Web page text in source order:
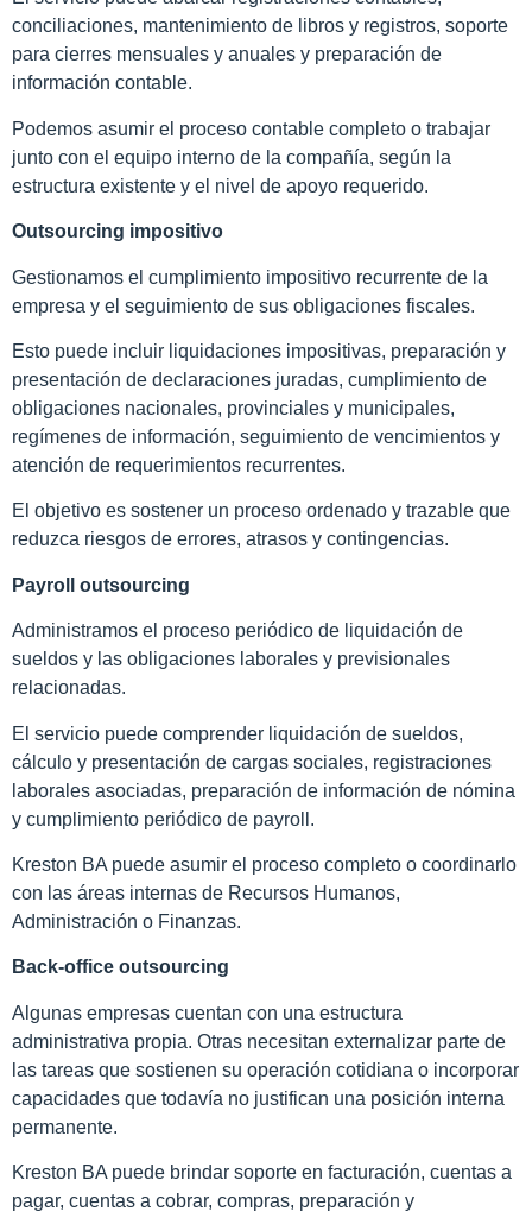
conciliaciones, mantenimiento de libros y registros, soporte
para cierres mensuales y anuales y preparación de
información contable.
Podemos asumir el proceso contable completo o trabajar
junto con el equipo interno de la compañía, según la
estructura existente y el nivel de apoyo requerido.
Outsourcing impositivo
Gestionamos el cumplimiento impositivo recurrente de la
empresa y el seguimiento de sus obligaciones fiscales.
Esto puede incluir liquidaciones impositivas, preparación y
presentación de declaraciones juradas, cumplimiento de
obligaciones nacionales, provinciales y municipales,
regímenes de información, seguimiento de vencimientos y
atención de requerimientos recurrentes.
El objetivo es sostener un proceso ordenado y trazable que
reduzca riesgos de errores, atrasos y contingencias.
Payroll outsourcing
Administramos el proceso periódico de liquidación de
sueldos y las obligaciones laborales y previsionales
relacionadas.
El servicio puede comprender liquidación de sueldos,
cálculo y presentación de cargas sociales, registraciones
laborales asociadas, preparación de información de nómina
y cumplimiento periódico de payroll.
Kreston BA puede asumir el proceso completo o coordinarlo
con las áreas internas de Recursos Humanos,
Administración o Finanzas.
Back-office outsourcing
Algunas empresas cuentan con una estructura
administrativa propia. Otras necesitan externalizar parte de
las tareas que sostienen su operación cotidiana o incorporar
capacidades que todavía no justifican una posición interna
permanente.
Kreston BA puede brindar soporte en facturación, cuentas a
pagar, cuentas a cobrar, compras, preparación y